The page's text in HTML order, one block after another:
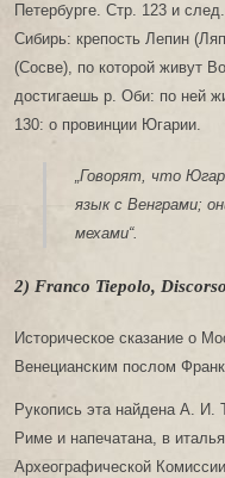
Петербурге. Стр. 123 и
Сибирь: крепость Лепин
(Сосве), по которой живут
достигаешь р. Оби: по ней
130: о провинции Югарии.
„Говорят, что
язык с Венграми;
мехами“.
2) Franco Tiepolo,
Историческое сказание о
Венецианским послом
Рукопись эта найдена А. И.
Риме и напечатана, в
Археографической